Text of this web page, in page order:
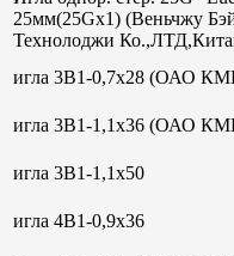
25мм(25Gх1) (Веньчжу
Технолоджи
игла 3В1-0,7х28 (ОАО
игла 3В1-1,1х36 (ОАО
игла 3В1-1,1х50
игла 4В1-0,9х36